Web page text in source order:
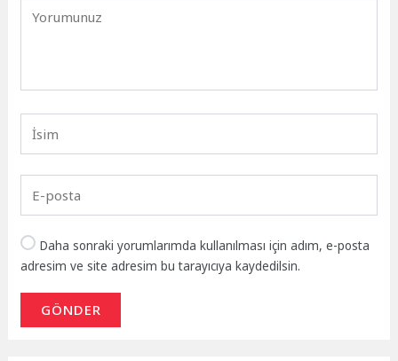
Daha sonraki yorumlarımda kullanılması için adım, e-posta
adresim ve site adresim bu tarayıcıya kaydedilsin.
GÖNDER